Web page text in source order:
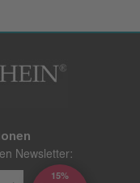
Newsletter:
15%